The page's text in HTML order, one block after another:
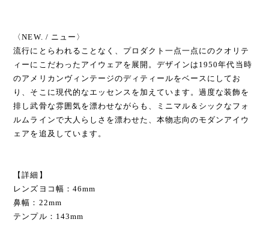
〈NEW. / ニュー〉
流行にとらわれることなく、プロダクト一点一点にのクオリテ
ィーにこだわったアイウェアを展開。デザインは1950年代当時
のアメリカンヴィンテージのディティールをベースにしてお
り、そこに現代的なエッセンスを加えています。過度な装飾を
排し武骨な雰囲気を漂わせながらも、ミニマル＆シックなフォ
ルムラインで大人らしさを漂わせた、本物志向のモダンアイウ
ェアを追及しています。
【詳細】
レンズヨコ幅：46mm
鼻幅：22mm
テンプル：143mm